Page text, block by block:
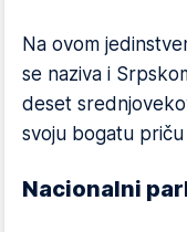
Na ovom
se naziva i
deset
svoju bogatu
Nacionalni